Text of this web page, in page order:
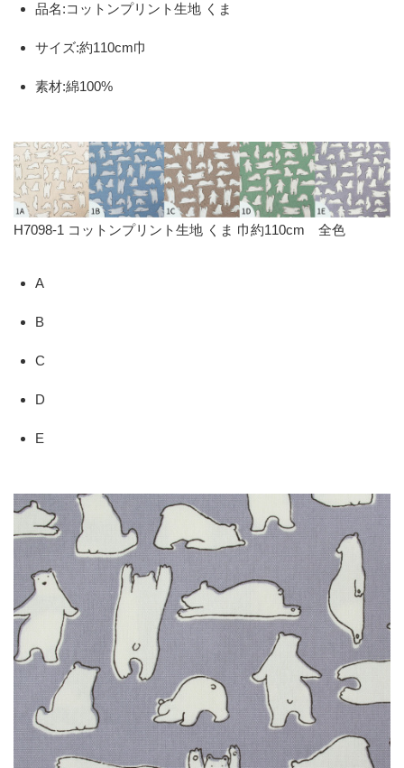
品名:コットンプリント生地 くま
サイズ:約110cm巾
素材:綿100%
H7098-1 コットンプリント生地 くま 巾約110cm 全色
A
B
C
D
E